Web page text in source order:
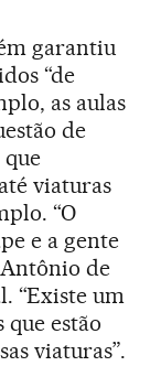
garantiu
“de
as aulas
de
que
viaturas
“O
e a gente
de
“Existe um
estão
viaturas”.